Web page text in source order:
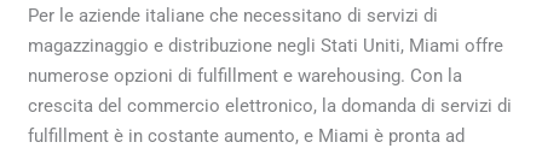
Per le aziende italiane che necessitano di servizi di
magazzinaggio e distribuzione negli Stati Uniti, Miami offre
numerose opzioni di fulfillment e warehousing. Con la
crescita del commercio elettronico, la domanda di servizi di
fulfillment è in costante aumento, e Miami è pronta ad